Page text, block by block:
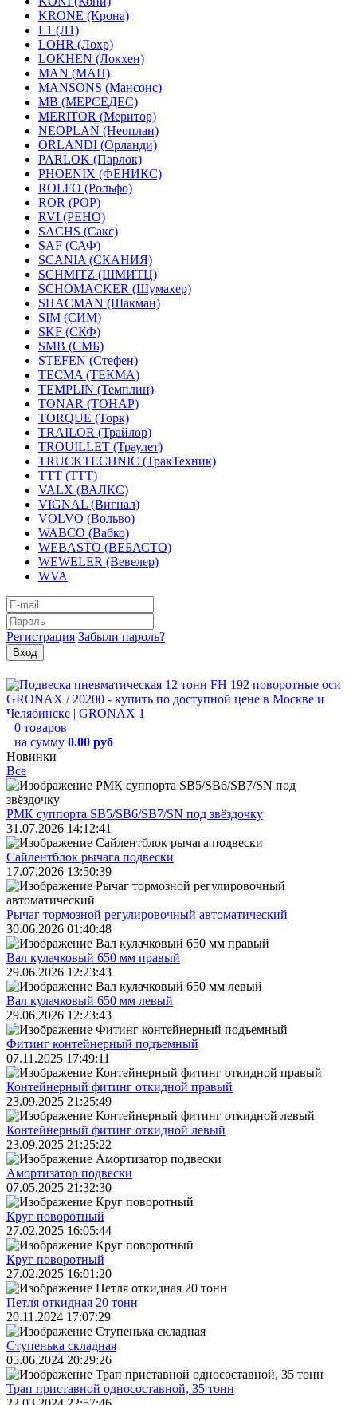
KRONE (Крона)
L1 (Л1)
LOHR (Лохр)
LOKHEN (Локхен)
MAN (МАН)
MANSONS (Мансонс)
MB (МЕРСЕДЕС)
MERITOR (Меритор)
NEOPLAN (Неоплан)
ORLANDI (Орланди)
PARLOK (Парлок)
PHOENIX (ФЕНИКС)
ROLFO (Рольфо)
ROR (РОР)
RVI (РЕНО)
SACHS (Сакс)
SAF (САФ)
SCANIA (СКАНИЯ)
SCHMITZ (ШМИТЦ)
SCHOMACKER (Шумахер)
SHACMAN (Шакман)
SIM (СИМ)
SKF (СКФ)
SMB (СМБ)
STEFEN (Стефен)
TECMA (ТЕКМА)
TEMPLIN (Темплин)
TONAR (ТОНАР)
TORQUE (Торк)
TRAILOR (Трайлор)
TROUILLET (Траулет)
TRUCKTECHNIC (ТракТехник)
TTT (ТТТ)
VALX (ВАЛКС)
VIGNAL (Вигнал)
VOLVO (Вольво)
WABCO (Вабко)
WEBASTO (ВЕБАСТО)
WEWELER (Вевелер)
WVA
Регистрация Забыли пароль?
0 товаров
на сумму 0.00 руб
Новинки
Все
РМК суппорта SB5/SB6/SB7/SN под звёздочку
31.07.2026 14:12:41
Сайлентблок рычага подвески
17.07.2026 13:50:39
Рычаг тормозной регулировочный автоматический
30.06.2026 01:40:48
Вал кулачковый 650 мм правый
29.06.2026 12:23:43
Вал кулачковый 650 мм левый
29.06.2026 12:23:43
Фитинг контейнерный подъемный
07.11.2025 17:49:11
Контейнерный фитинг откидной правый
23.09.2025 21:25:49
Контейнерный фитинг откидной левый
23.09.2025 21:25:22
Амортизатор подвески
07.05.2025 21:32:30
Круг поворотный
27.02.2025 16:05:44
Круг поворотный
27.02.2025 16:01:20
Петля откидная 20 тонн
20.11.2024 17:07:29
Ступенька складная
05.06.2024 20:29:26
Трап приставной односоставной, 35 тонн